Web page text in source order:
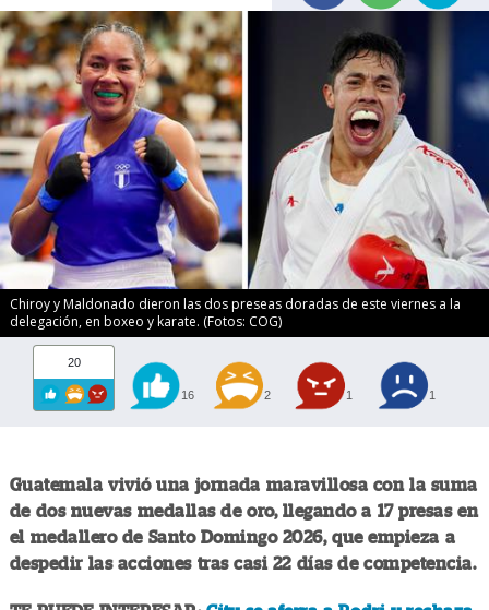
Chiroy y Maldonado dieron las dos preseas doradas de este viernes a la
delegación, en boxeo y karate. (Fotos: COG)
20
16 2 1 1
Guatemala vivió una jornada maravillosa con la suma
de dos nuevas medallas de oro, llegando a 17 presas en
el medallero de Santo Domingo 2026, que empieza a
despedir las acciones tras casi 22 días de competencia.